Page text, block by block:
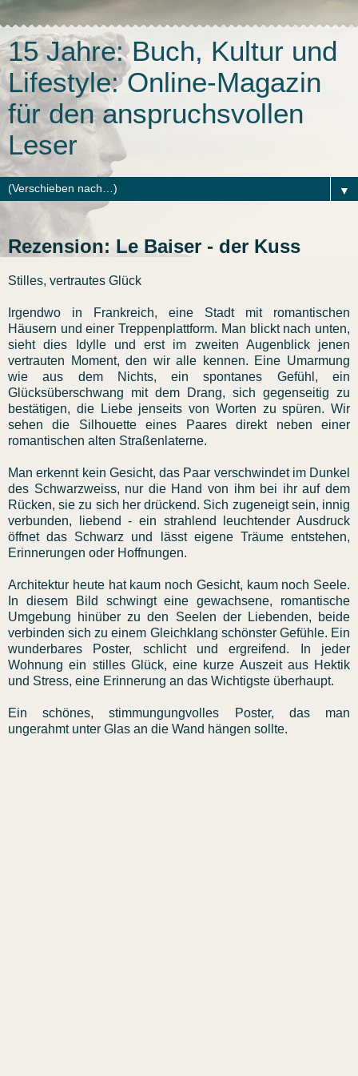
15 Jahre: Buch, Kultur und
Lifestyle: Online-Magazin
für den anspruchsvollen
Leser
▼
Rezension: Le Baiser - der Kuss
Stilles, vertrautes Glück
Irgendwo in Frankreich, eine Stadt mit romantischen
Häusern und einer Treppenplattform. Man blickt nach unten,
sieht dies Idylle und erst im zweiten Augenblick jenen
vertrauten Moment, den wir alle kennen. Eine Umarmung
wie aus dem Nichts, ein spontanes Gefühl, ein
Glücksüberschwang mit dem Drang, sich gegenseitig zu
bestätigen, die Liebe jenseits von Worten zu spüren. Wir
sehen die Silhouette eines Paares direkt neben einer
romantischen alten Straßenlaterne.
Man erkennt kein Gesicht, das Paar verschwindet im Dunkel
des Schwarzweiss, nur die Hand von ihm bei ihr auf dem
Rücken, sie zu sich her drückend. Sich zugeneigt sein, innig
verbunden, liebend - ein strahlend leuchtender Ausdruck
öffnet das Schwarz und lässt eigene Träume entstehen,
Erinnerungen oder Hoffnungen.
Architektur heute hat kaum noch Gesicht, kaum noch Seele.
In diesem Bild schwingt eine gewachsene, romantische
Umgebung hinüber zu den Seelen der Liebenden, beide
verbinden sich zu einem Gleichklang schönster Gefühle. Ein
wunderbares Poster, schlicht und ergreifend. In jeder
Wohnung ein stilles Glück, eine kurze Auszeit aus Hektik
und Stress, eine Erinnerung an das Wichtigste überhaupt.
Ein schönes, stimmungungvolles Poster, das man
ungerahmt unter Glas an die Wand hängen sollte.